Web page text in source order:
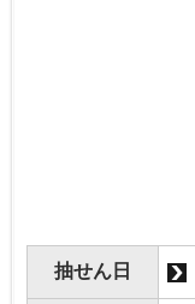
抽せん日